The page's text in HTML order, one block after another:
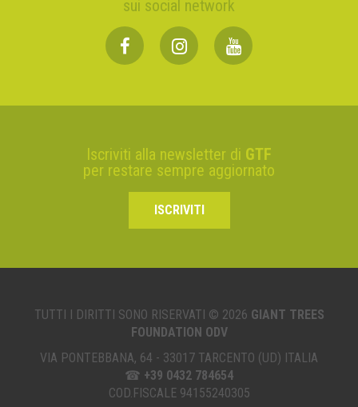
sui social network
Iscriviti alla newsletter di GTF
per restare sempre aggiornato
ISCRIVITI
TUTTI I DIRITTI SONO RISERVATI © 2026 GIANT TREES
FOUNDATION ODV
VIA PONTEBBANA, 64 - 33017 TARCENTO (UD) ITALIA
☎ +39 0432 784654
COD.FISCALE 94155240305